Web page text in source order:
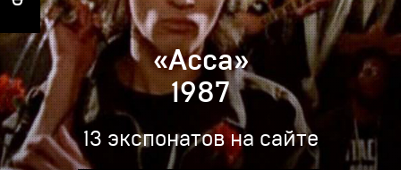
«Асса»
1987
13 экспонатов на сайте